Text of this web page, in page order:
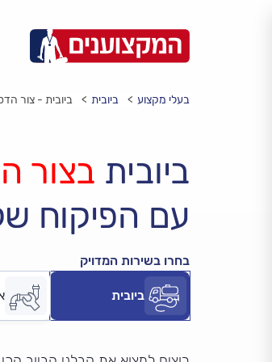
בעלי מקצוע ביובית ביובית - צור
ביובית בצור
עם הפיקוח
בחרו בשירות המדויק
ביובית